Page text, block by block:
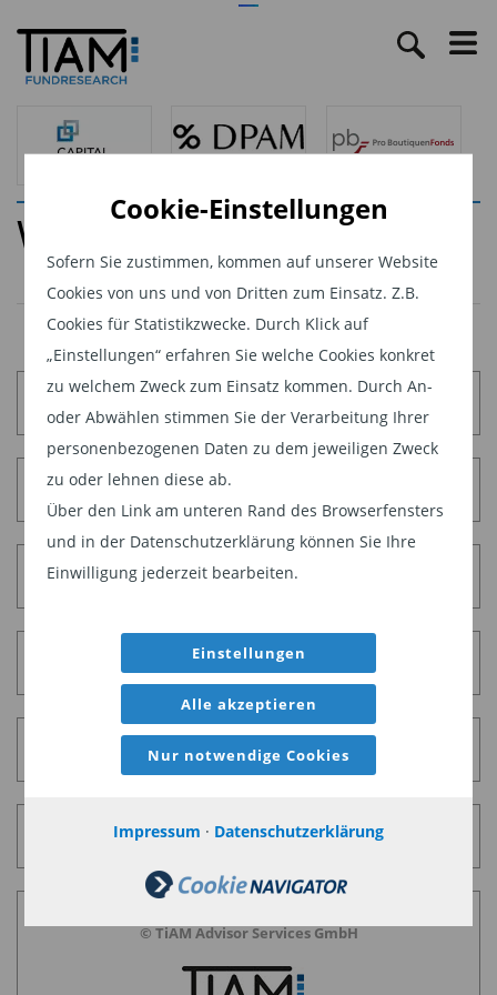
Cookie-Einstellungen
Sofern Sie zustimmen, kommen auf unserer Website
Cookies von uns und von Dritten zum Einsatz. Z.B.
Cookies für Statistikzwecke. Durch Klick auf
„Einstellungen“ erfahren Sie welche Cookies konkret
zu welchem Zweck zum Einsatz kommen. Durch An-
oder Abwählen stimmen Sie der Verarbeitung Ihrer
personenbezogenen Daten zu dem jeweiligen Zweck
zu oder lehnen diese ab.
Über den Link am unteren Rand des Browserfensters
und in der Datenschutzerklärung können Sie Ihre
Einwilligung jederzeit bearbeiten.
Einstellungen
Alle akzeptieren
Nur notwendige Cookies
Impressum · Datenschutzerklärung
Wertpapierleihe
Impressum
Datenschutz
Disclaimer
RSS-Feeds
Cookie-Einstellungen
© TiAM Advisor Services GmbH